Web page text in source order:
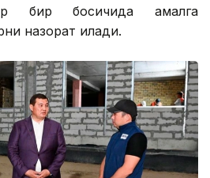
бир босқичида амалга
назорат қилади.